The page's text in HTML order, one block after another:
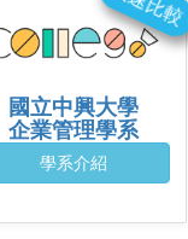
國立中興大學
企業管理學系
學系介紹